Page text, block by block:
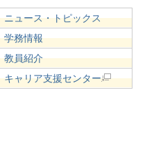
ニュース・トピックス
学務情報
教員紹介
キャリア支援センター